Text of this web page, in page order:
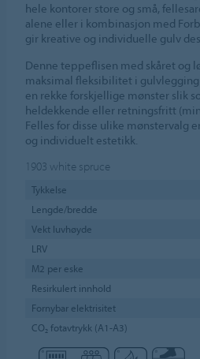
hele kontorer store og små,
alene eller i kombinasjon med
gir kreative og individuelle gulv
Denne teppeflisen med skåret og
maksimal fleksibilitet i gulvlegging
en rekke forskjellige mønster slik
heldekkende eller retningsfritt
Felles for disse ulike mønstervalg
og individuelt estetikk.
1903 white spruce
Tykkelse
Lengde/bredde
Vekt luvhøyde
LRV
M2 per eske
Resirkulert innhold
Fornybar elektrisitet
CO₂ fotavtrykk (A1-A3)